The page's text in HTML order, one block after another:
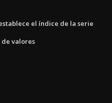
el índice de la serie
valores